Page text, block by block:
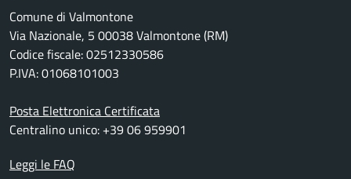
Comune di Valmontone
Via Nazionale, 5 00038 Valmontone (RM)
Codice fiscale: 02512330586
P.IVA: 01068101003
Posta Elettronica Certificata
Centralino unico: +39 06 959901
Leggi le FAQ